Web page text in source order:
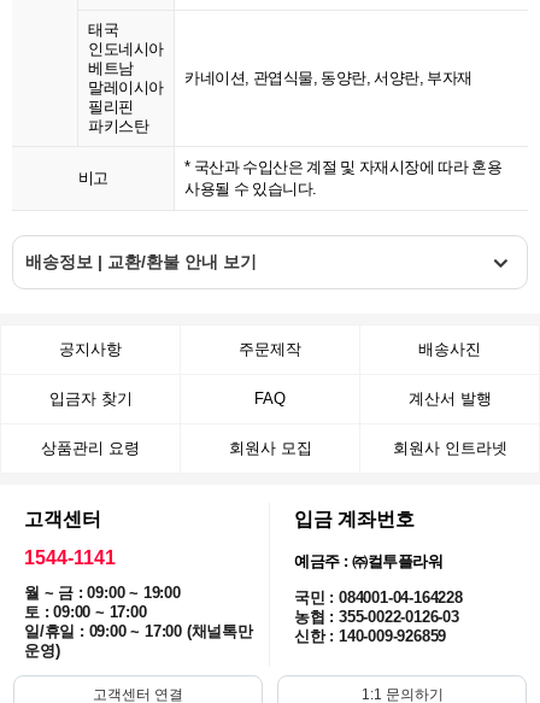
태국
인도네시아
베트남
말레이시아
필리핀
파키스탄
카네이션, 관엽식물, 동양란, 서양란, 부자재
비고
* 국산과 수입산은 계절 및 자재시장에 따라 혼용
사용될 수 있습니다.
배송정보 | 교환/환불 안내 보기
공지사항 주문제작 배송사진
입금자 찾기 FAQ 계산서 발행
상품관리 요령 회원사 모집 회원사 인트라넷
고객센터
1544-1141
월 ~ 금 : 09:00 ~ 19:00
토 : 09:00 ~ 17:00
일/휴일 : 09:00 ~ 17:00 (채널톡만
운영)
입금 계좌번호
예금주 : ㈜컬투플라워
국민 : 084001-04-164228
농협 : 355-0022-0126-03
신한 : 140-009-926859
고객센터 연결 1:1 문의하기